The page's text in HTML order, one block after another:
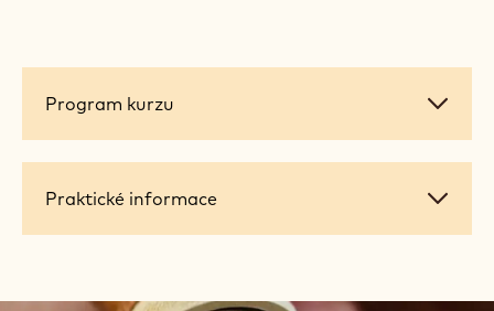
Program
Program kurzu
Praktické
Praktické informace